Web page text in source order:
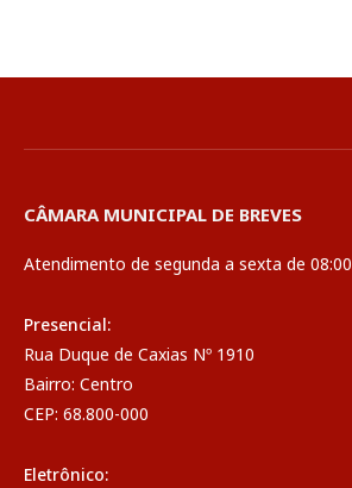
CÂMARA MUNICIPAL DE BREVES
Atendimento de segunda a sexta de
Presencial:
Rua Duque de Caxias Nº 1910
Bairro: Centro
CEP: 68.800-000
Eletrônico: